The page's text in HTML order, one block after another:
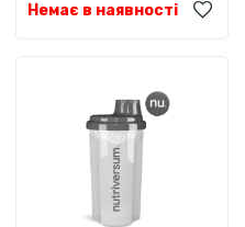
Немає в наявності